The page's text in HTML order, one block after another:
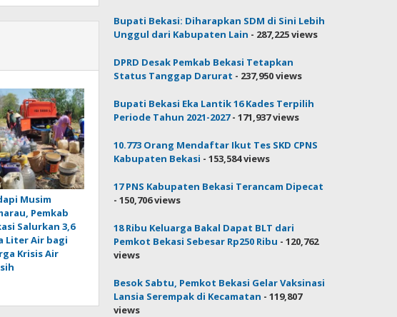
Musim
Pemkab
Salurkan 3,6
Liter Air bagi
Krisis Air
Bupati Bekasi: Diharapkan SDM di Sini Lebih
Unggul dari Kabupaten Lain - 287,225 views
DPRD Desak Pemkab Bekasi Tetapkan
Status Tanggap Darurat - 237,950 views
Bupati Bekasi Eka Lantik 16 Kades Terpilih
Periode Tahun 2021-2027- 171,937 views
10.773 Orang Mendaftar Ikut Tes SKD CPNS
Kabupaten Bekasi - 153,584 views
17 PNS Kabupaten Bekasi Terancam Dipecat
- 150,706 views
18 Ribu Keluarga Bakal Dapat BLT dari
Pemkot Bekasi Sebesar Rp250 Ribu - 120,762
views
Besok Sabtu, Pemkot Bekasi Gelar Vaksinasi
Lansia Serempak di Kecamatan - 119,807
views